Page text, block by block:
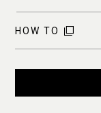
HOW TO